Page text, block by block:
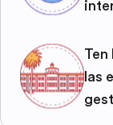
las